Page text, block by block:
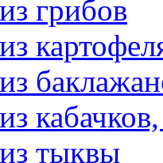
грибов
тыквы